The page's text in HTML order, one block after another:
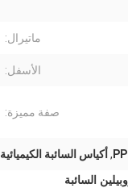
ماتيرال:
الأسفل:
صفة مميزة:
, أكياس السائبة الكيميائية 1 طن